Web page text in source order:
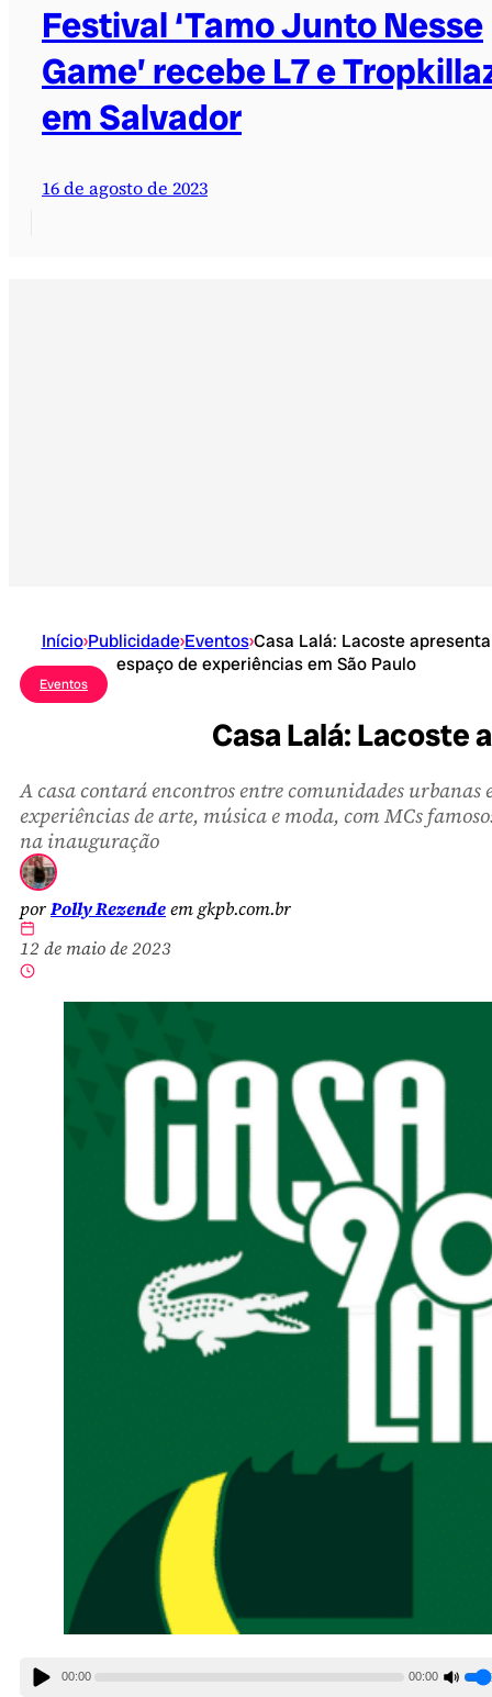
Festival ‘Tamo Junto Nesse
Game’ recebe L7 e
em Salvador
16 de agosto de 2023
Início›Publicidade›Eventos›Casa Lalá: Lacoste apresenta
espaço de experiências em São Paulo
Eventos
Casa Lalá: Lacoste
A casa contará encontros entre comunidades urbanas
experiências de arte, música e moda, com MCs
na inauguração
porPolly Rezendeem gkpb.com.br
12 de maio de 2023
00:00 00:00